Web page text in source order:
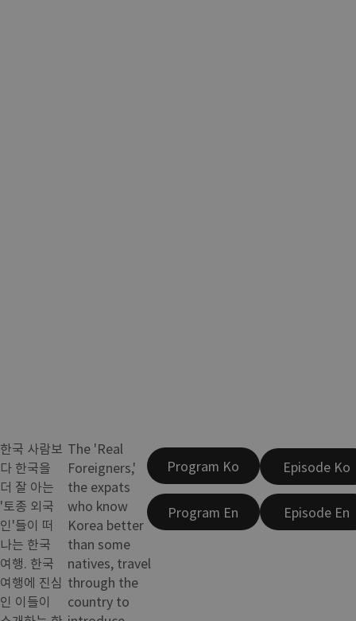
한국 사람보
다 한국을
더 잘 아는
'토종 외국
인'들이 떠
나는 한국
여행. 한국
여행에 진심
인 이들이
The 'Real
Foreigners,'
the expats
who know
Korea better
than some
natives, travel
through the
country to
Program Ko
Program En
Episode Ko
Episode En